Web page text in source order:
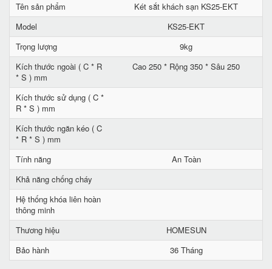
Tên sản phẩm
Két sắt khách sạn KS25-EKT
Model
KS25-EKT
Trọng lượng
9kg
Kích thước ngoài ( C * R
* S ) mm
Cao 250 * Rộng 350 * Sâu 250
Kích thước sử dụng ( C *
R * S ) mm
Kích thước ngăn kéo ( C
* R * S ) mm
Tính năng
An Toàn
Khả năng chống cháy
Hệ thống khóa liên hoàn
thông minh
Thương hiệu
HOMESUN
Bảo hành
36 Tháng